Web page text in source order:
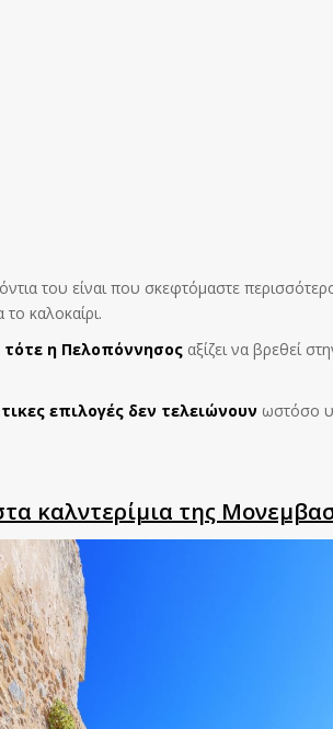
του είναι που σκεφτόμαστε
καλοκαίρι.
η Πελοπόννησος αξίζει να βρεθεί
επιλογές δεν τελειώνουν ωστόσο
καλντερίμια της